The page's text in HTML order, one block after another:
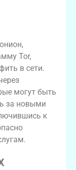
Tor,
в сети.
могут быть
за новыми
к